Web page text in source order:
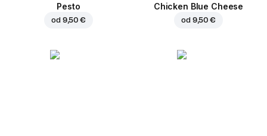
Pesto
od 9,50 €
Chicken Blue Cheese
od 9,50 €